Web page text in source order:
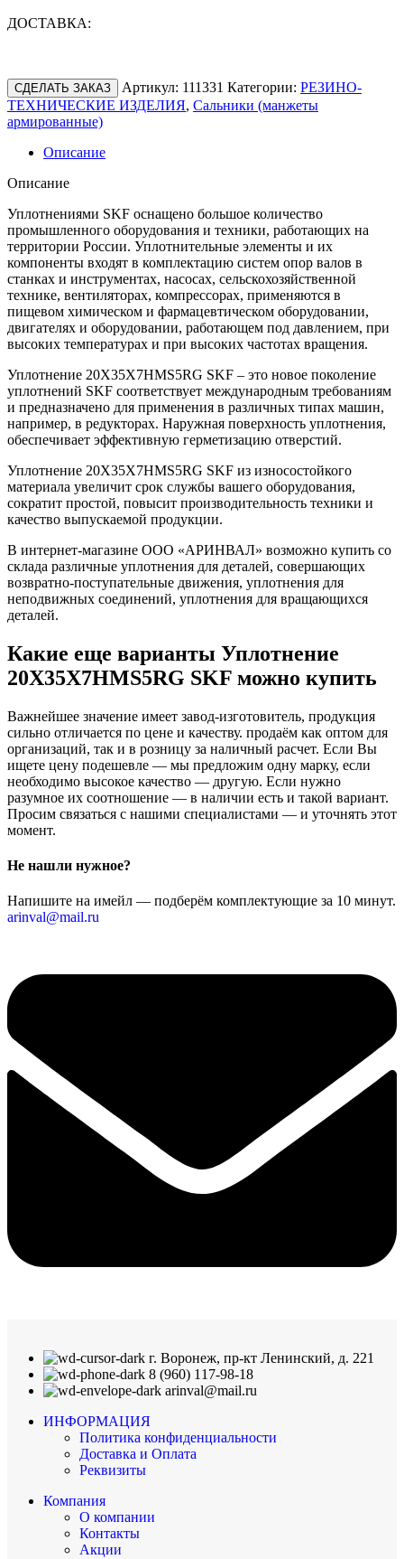
ДОСТАВКА:
СДЕЛАТЬ ЗАКАЗ Артикул: 111331 Категории: РЕЗИНО-
ТЕХНИЧЕСКИЕ ИЗДЕЛИЯ, Сальники (манжеты
армированные)
Описание
Описание
Уплотнениями SKF оснащено большое количество
промышленного оборудования и техники, работающих на
территории России. Уплотнительные элементы и их
компоненты входят в комплектацию систем опор валов в
станках и инструментах, насосах, сельскохозяйственной
технике, вентиляторах, компрессорах, применяются в
пищевом химическом и фармацевтическом оборудовании,
двигателях и оборудовании, работающем под давлением, при
высоких температурах и при высоких частотах вращения.
Уплотнение 20X35X7HMS5RG SKF – это новое поколение
уплотнений SKF соответствует международным требованиям
и предназначено для применения в различных типах машин,
например, в редукторах. Наружная поверхность уплотнения,
обеспечивает эффективную герметизацию отверстий.
Уплотнение 20X35X7HMS5RG SKF из износостойкого
материала увеличит срок службы вашего оборудования,
сократит простой, повысит производительность техники и
качество выпускаемой продукции.
В интернет-магазине ООО «АРИНВАЛ» возможно купить со
склада различные уплотнения для деталей, совершающих
возвратно-поступательные движения, уплотнения для
неподвижных соединений, уплотнения для вращающихся
деталей.
Какие еще варианты Уплотнение
20X35X7HMS5RG SKF можно купить
Важнейшее значение имеет завод-изготовитель, продукция
сильно отличается по цене и качеству. продаём как оптом для
организаций, так и в розницу за наличный расчет. Если Вы
ищете цену подешевле — мы предложим одну марку, если
необходимо высокое качество — другую. Если нужно
разумное их соотношение — в наличии есть и такой вариант.
Просим связаться с нашими специалистами — и уточнять этот
момент.
Не нашли нужное?
Напишите на имейл — подберём комплектующие за 10 минут.
arinval@mail.ru
г. Воронеж, пр-кт Ленинский, д. 221
8 (960) 117-98-18
arinval@mail.ru
ИНФОРМАЦИЯ
Политика конфиденциальности
Доставка и Оплата
Реквизиты
Компания
О компании
Контакты
Акции